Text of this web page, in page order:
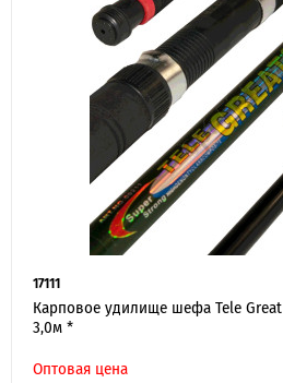
17111
Карповое удилище шефа Tele
3,0м *
Оптовая цена